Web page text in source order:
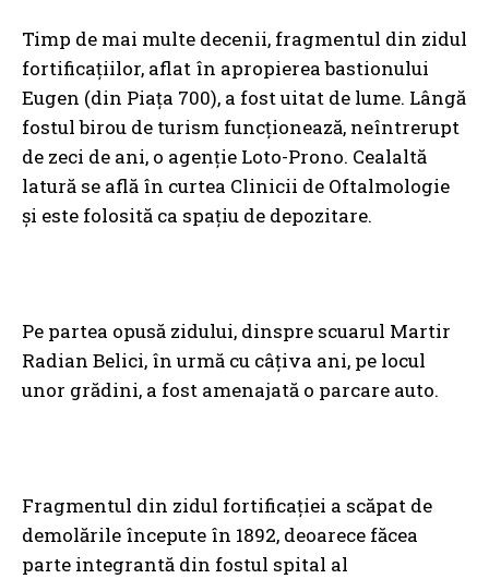
Timp de mai multe decenii, fragmentul din zidul
fortificațiilor, aflat în apropierea bastionului
Eugen (din Piața 700), a fost uitat de lume. Lângă
fostul birou de turism funcționează, neîntrerupt
de zeci de ani, o agenție Loto-Prono. Cealaltă
latură se află în curtea Clinicii de Oftalmologie
și este folosită ca spațiu de depozitare.
Pe partea opusă zidului, dinspre scuarul Martir
Radian Belici, în urmă cu câțiva ani, pe locul
unor grădini, a fost amenajată o parcare auto.
Fragmentul din zidul fortificației a scăpat de
demolările începute în 1892, deoarece făcea
parte integrantă din fostul spital al